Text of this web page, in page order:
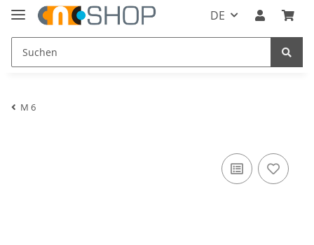
DE
M 6